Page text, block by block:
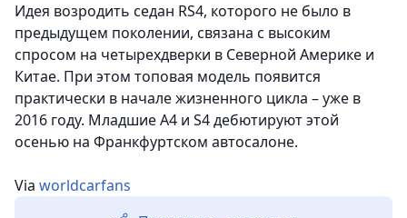
Идея возродить седан RS4, которого не было в
предыдущем поколении, связана с высоким
спросом на четырехдверки в Северной Америке и
Китае. При этом топовая модель появится
практически в начале жизненного цикла – уже в
2016 году. Младшие A4 и S4 дебютируют этой
осенью на Франкфуртском автосалоне.
Via worldcarfans